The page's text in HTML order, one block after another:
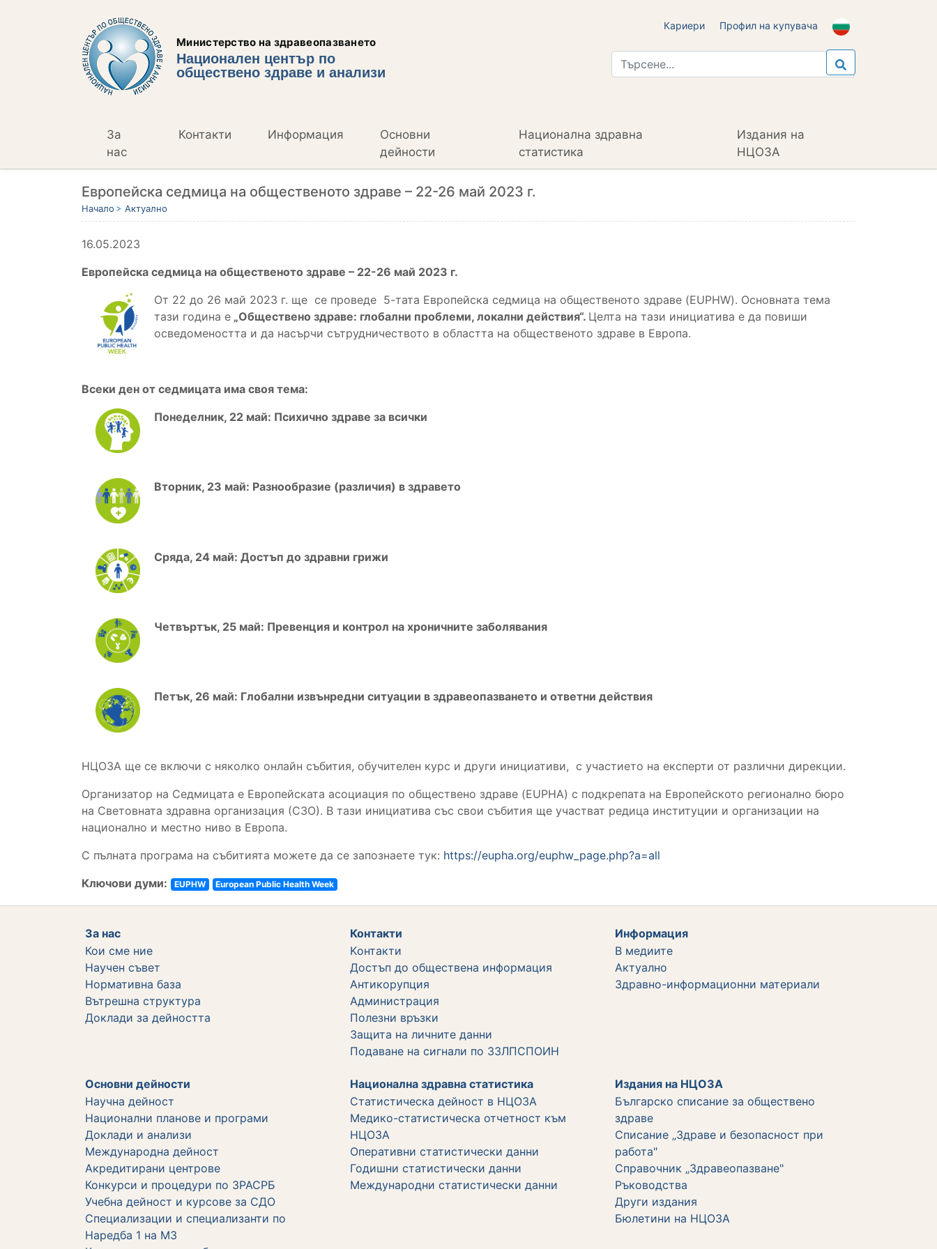
Министерство на здравеопазването
Национален център по
обществено здраве и анализи
Кариери Профил на купувача
За
нас
Контакти Информация
Основни
дейности
Национална здравна
статистика
Издания на
НЦОЗА
Eвропейска седмица на общественото здраве – 22-26 май 2023 г.
Начало Актуално
16.05.2023
Европейска седмица на общественото здраве – 22-26 май 2023 г.
От 22 до 26 май 2023 г. ще се проведе 5-тата Европейска седмица на общественото здраве (EUPHW). Основната тема
тази година е „Обществено здраве: глобални проблеми, локални действия“. Целта на тази инициатива е да повиши
осведомеността и да насърчи сътрудничеството в областта на общественото здраве в Европа.
Всеки ден от седмицата има своя тема:
Понеделник, 22 май: Психично здраве за всички
Вторник, 23 май: Разнообразие (различия) в здравето
Сряда, 24 май: Достъп до здравни грижи
Четвъртък, 25 май: Превенция и контрол на хроничните заболявания
Петък, 26 май: Глобални извънредни ситуации в здравеопазването и ответни действия
НЦОЗА ще се включи с няколко онлайн събития, обучителен курс и други инициативи, с участието на експерти от различни дирекции.
Организатор на Седмицата е Европейската асоциация по обществено здраве (EUPHA) с подкрепата на Европейското регионално бюро
на Световната здравна организация (СЗО). В тази инициатива със свои събития ще участват редица институции и организации на
национално и местно ниво в Европа.
С пълната програма на събитията можете да се запознаете тук: https://eupha.org/euphw_page.php?a=all
Ключови думи:
EUPHW European Public Health Week
За нас
Кои сме ние
Научен съвет
Нормативна база
Вътрешна структура
Дoклади за дейността
Контакти
Kонтакти
Достъп до обществена информация
Aнтикорупция
Администрация
Полезни връзки
Защита на личните данни
Подаване на сигнали по ЗЗЛПСПОИН
Информация
В медиите
Актуално
Здравно-информационни материали
Основни дейности
Научна дейност
Национални планове и програми
Доклади и анализи
Международна дейност
Акредитирани центрове
Конкурси и процедури по ЗРАСРБ
Учебна дейност и курсове за СДО
Специализации и специализанти по
Наредба 1 на МЗ
Национална здравна статистика
Статистическа дейност в НЦОЗА
Медико-статистическа отчетност към
НЦОЗА
Оперативни статистически данни
Годишни статистически данни
Международни статистически данни
Издания на НЦОЗА
Българско списание за обществено
здраве
Списание „Здраве и безопасност при
работа"
Справочник „Здравеопазване"
Ръководства
Други издания
Бюлетини на НЦОЗА